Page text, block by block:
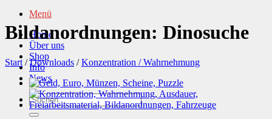
Menü
Home
Über uns
Shop
Info
News
Suchen
nach:
Bildanordnungen: Dinosuche
Start / Downloads / Konzentration / Wahrnehmung